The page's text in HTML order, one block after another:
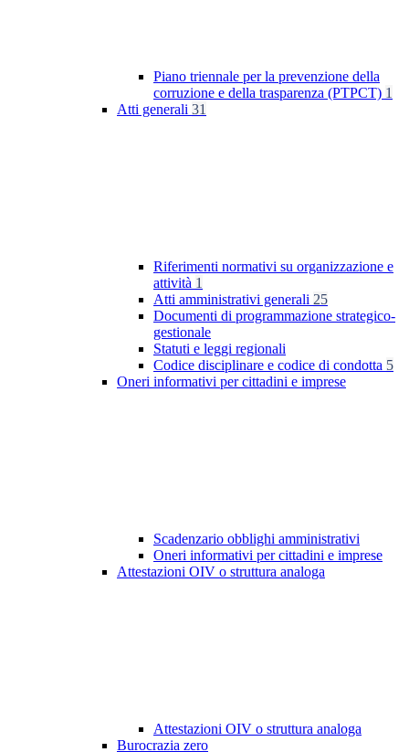
Piano triennale per la prevenzione della
corruzione e della trasparenza (PTPCT) 1
Atti generali 31
Riferimenti normativi su organizzazione e
attività 1
Atti amministrativi generali 25
Documenti di programmazione strategico-
gestionale
Statuti e leggi regionali
Codice disciplinare e codice di condotta 5
Oneri informativi per cittadini e imprese
Scadenzario obblighi amministrativi
Oneri informativi per cittadini e imprese
Attestazioni OIV o struttura analoga
Attestazioni OIV o struttura analoga
Burocrazia zero